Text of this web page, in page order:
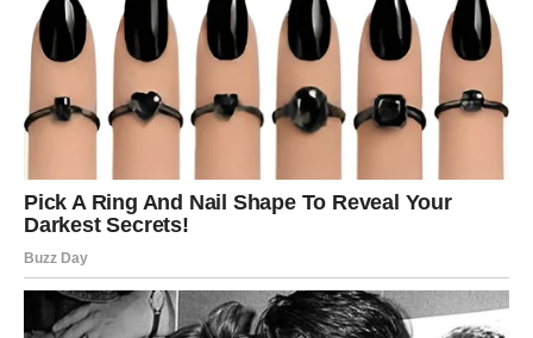
Na ljubavnom planu slijede spontani i radosni trenuci.
Jarac
Jarčevi ulaze u period u kojem će ih iznenaditi događaj
koji su gotovo prestali očekivati. Poslovni uspjeh ili
finansijska vijest donijeće vam veliko zadovoljstvo i
Na emotivnom planu partner će pokazati koliko mu znači